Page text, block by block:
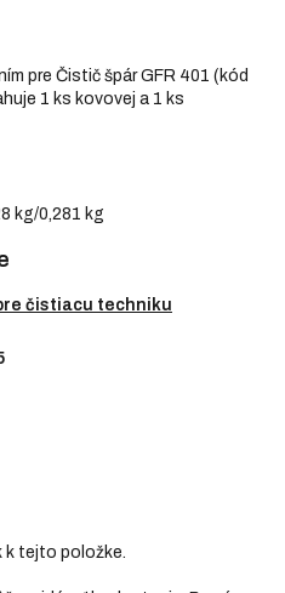
pre Čistič špár GFR 401 (kód
1 ks kovovej a 1 ks
kg/0,281 kg
čistiacu techniku
k tejto položke.